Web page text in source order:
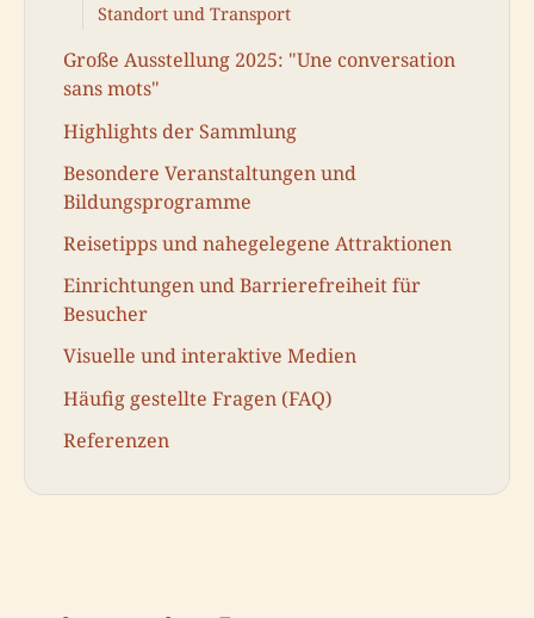
Standort und Transport
Große Ausstellung 2025: "Une conversation
sans mots"
Highlights der Sammlung
Besondere Veranstaltungen und
Bildungsprogramme
Reisetipps und nahegelegene Attraktionen
Einrichtungen und Barrierefreiheit für
Besucher
Visuelle und interaktive Medien
Häufig gestellte Fragen (FAQ)
Referenzen